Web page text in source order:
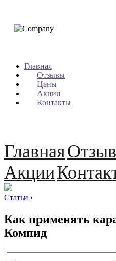
Главная
Отзывы
Цены
Акции
Контакты
Главная
Акции
Статьи ›
Как применять
Компид